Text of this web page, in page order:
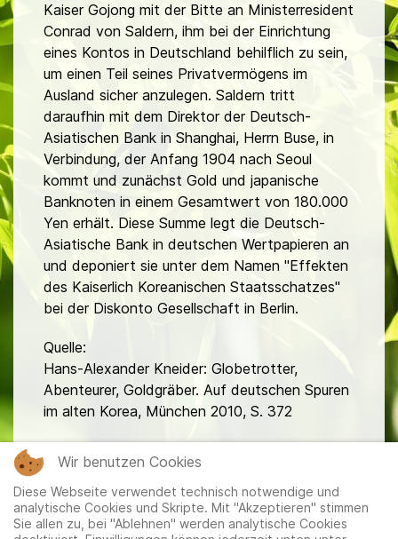
Kaiser Gojong mit der Bitte an Ministerresident
Conrad von Saldern, ihm bei der Einrichtung
eines Kontos in Deutschland behilflich zu sein,
um einen Teil seines Privatvermögens im
Ausland sicher anzulegen. Saldern tritt
daraufhin mit dem Direktor der Deutsch-
Asiatischen Bank in Shanghai, Herrn Buse, in
Verbindung, der Anfang 1904 nach Seoul
kommt und zunächst Gold und japanische
Banknoten in einem Gesamtwert von 180.000
Yen erhält. Diese Summe legt die Deutsch-
Asiatische Bank in deutschen Wertpapieren an
und deponiert sie unter dem Namen "Effekten
des Kaiserlich Koreanischen Staatsschatzes"
bei der Diskonto Gesellschaft in Berlin.
Quelle:
Hans-Alexander Kneider: Globetrotter,
Abenteurer, Goldgräber. Auf deutschen Spuren
im alten Korea, München 2010, S. 372
Wir benutzen Cookies
Diese Webseite verwendet technisch notwendige und
analytische Cookies und Skripte. Mit "Akzeptieren" stimmen
Sie allen zu, bei "Ablehnen" werden analytische Cookies